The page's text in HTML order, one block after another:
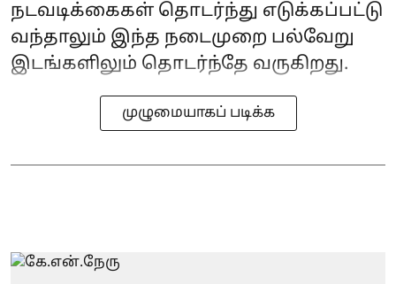
நடவடிக்கைகள் தொடர்ந்து எடுக்கப்பட்டு
வந்தாலும் இந்த நடைமுறை பல்வேறு
இடங்களிலும் தொடர்ந்தே வருகிறது.
முழுமையாகப் படிக்க